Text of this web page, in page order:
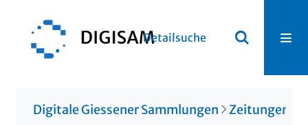
Detailsuche
Digitale Giessener Sammlungen Zeitungen